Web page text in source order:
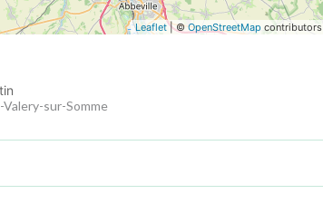
Leaflet| ©OpenStreetMap contributors
Valery-sur-Somme